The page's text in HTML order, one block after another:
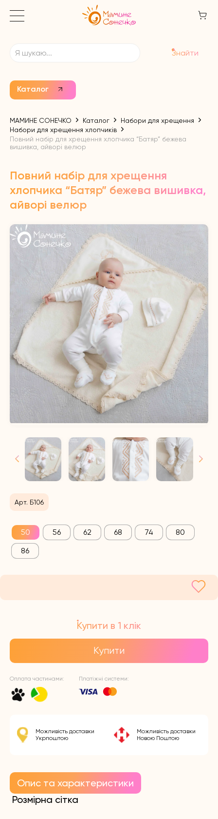
Каталог
Знайти
МАМИНЕ СОНЕЧКО Каталог
Набори для хрещення
Набори для хрещення хлопчиків
Повний набір для хрещення хлопчика “Батяр” бежева
вишивка, айворі велюр
Повний набір для хрещення
хлопчика “Батяр” бежева вишивка,
айворі велюр
Арт. Б106
50 56 62 68 74
80
86
Купити в 1 клік
Купити
Оплата частинами: Платіжні системи:
Можливість доставки
Укрпоштою
Можливість доставки
Новою Поштою
Опис та характеристики
Розмірна сітка